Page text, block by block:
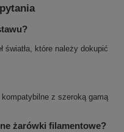
światła, które należy dokupić
z szeroką gamą
żarówki filamentowe?